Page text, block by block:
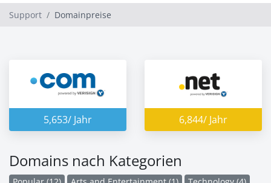
Support Domainpreise
5,653/ Jahr 6,844/ Jahr
Domains nach Kategorien